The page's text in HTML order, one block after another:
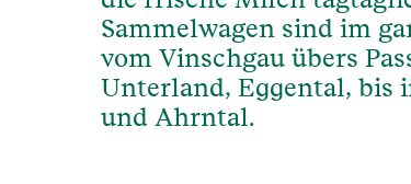
Sammelwagen sind im
vom Vinschgau übers
Unterland, Eggental, bis
und Ahrntal.